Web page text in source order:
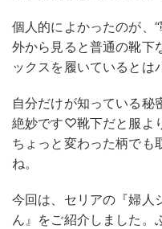
個人的によかったのが、
外から見ると普通の靴下
ックスを履いているとは
自分だけが知っている秘
絶妙です♡靴下だと服よ
ちょっと変わった柄でも
ね。
今回は、セリアの『婦人
ん』をご紹介しました。